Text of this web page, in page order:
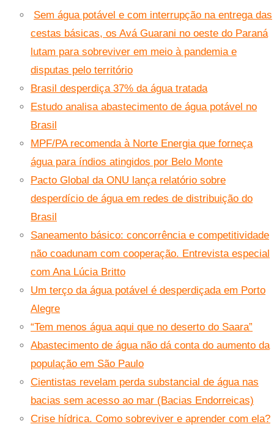
Sem água potável e com interrupção na entrega das
cestas básicas, os Avá Guarani no oeste do Paraná
lutam para sobreviver em meio à pandemia e
disputas pelo território
Brasil desperdiça 37% da água tratada
Estudo analisa abastecimento de água potável no
Brasil
MPF/PA recomenda à Norte Energia que forneça
água para índios atingidos por Belo Monte
Pacto Global da ONU lança relatório sobre
desperdício de água em redes de distribuição do
Brasil
Saneamento básico: concorrência e competitividade
não coadunam com cooperação. Entrevista especial
com Ana Lúcia Britto
Um terço da água potável é desperdiçada em Porto
Alegre
“Tem menos água aqui que no deserto do Saara”
Abastecimento de água não dá conta do aumento da
população em São Paulo
Cientistas revelam perda substancial de água nas
bacias sem acesso ao mar (Bacias Endorreicas)
Crise hídrica. Como sobreviver e aprender com ela?